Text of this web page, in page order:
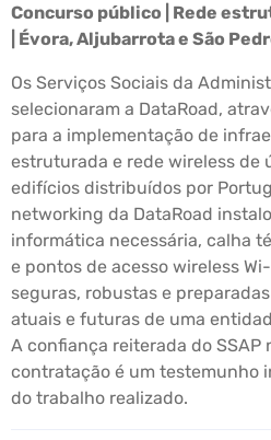
Concurso público | Rede
| Évora, Aljubarrota e São
Os Serviços Sociais da
selecionaram a DataRoad,
para a implementação de
estruturada e rede wireless de
edifícios distribuídos por
networking da DataRoad
informática necessária, calha
e pontos de acesso wireless
seguras, robustas e
atuais e futuras de uma
A confiança reiterada do SSAP
contratação é um testemunho
do trabalho realizado.